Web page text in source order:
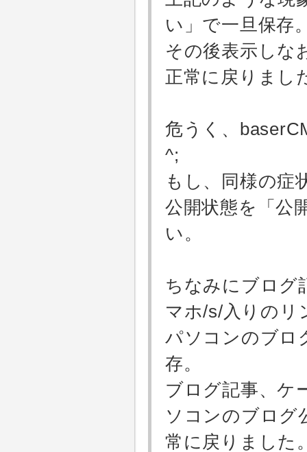
い」で一旦保存
その後表示しな
正常に戻りまし
危うく、
^;
もし、同様の症
公開状態を「公
い。
ちなみにブログ
マホ/s/入りのリ
パソコンのブロ
存。
ブログ記事、ケ
ソコンのブログ
常に戻りました